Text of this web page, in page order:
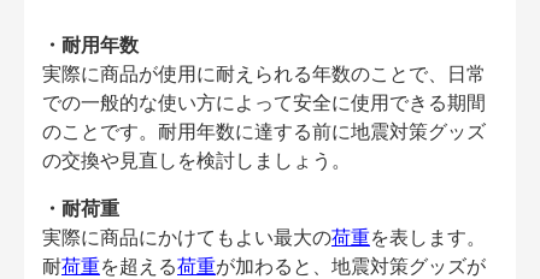
・耐用年数
実際に商品が使用に耐えられる年数のことで、日常
での一般的な使い方によって安全に使用できる期間
のことです。耐用年数に達する前に地震対策グッズ
の交換や見直しを検討しましょう。
・耐荷重
実際に商品にかけてもよい最大の荷重を表します。
耐荷重を超える荷重が加わると、地震対策グッズが